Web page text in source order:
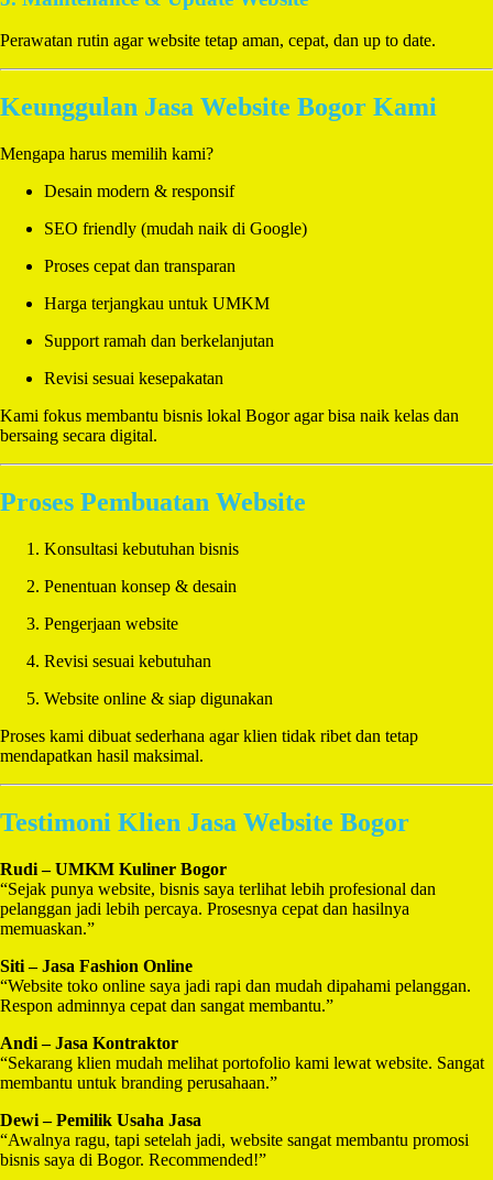
Perawatan rutin agar website tetap aman, cepat, dan up to date.
Keunggulan Jasa Website Bogor Kami
Mengapa harus memilih kami?
Desain modern & responsif
SEO friendly (mudah naik di Google)
Proses cepat dan transparan
Harga terjangkau untuk UMKM
Support ramah dan berkelanjutan
Revisi sesuai kesepakatan
Kami fokus membantu bisnis lokal Bogor agar bisa naik kelas dan
bersaing secara digital.
Proses Pembuatan Website
Konsultasi kebutuhan bisnis
Penentuan konsep & desain
Pengerjaan website
Revisi sesuai kebutuhan
Website online & siap digunakan
Proses kami dibuat sederhana agar klien tidak ribet dan tetap
mendapatkan hasil maksimal.
Testimoni Klien Jasa Website Bogor
Rudi – UMKM Kuliner Bogor
“Sejak punya website, bisnis saya terlihat lebih profesional dan
pelanggan jadi lebih percaya. Prosesnya cepat dan hasilnya
memuaskan.”
Siti – Jasa Fashion Online
“Website toko online saya jadi rapi dan mudah dipahami pelanggan.
Respon adminnya cepat dan sangat membantu.”
Andi – Jasa Kontraktor
“Sekarang klien mudah melihat portofolio kami lewat website. Sangat
membantu untuk branding perusahaan.”
Dewi – Pemilik Usaha Jasa
“Awalnya ragu, tapi setelah jadi, website sangat membantu promosi
bisnis saya di Bogor. Recommended!”